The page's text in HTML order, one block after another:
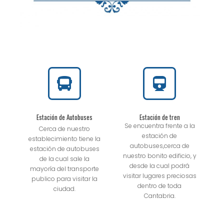
Estación de Autobuses
Cerca de nuestro
establecimiento tiene la
estación de autobuses
de la cual sale la
mayoría del transporte
publico para visitar la
ciudad.
Estación de tren
Se encuentra frente a la
estación de
autobuses,cerca de
nuestro bonito edificio, y
desde la cual podrá
visitar lugares preciosas
dentro de toda
Cantabria.